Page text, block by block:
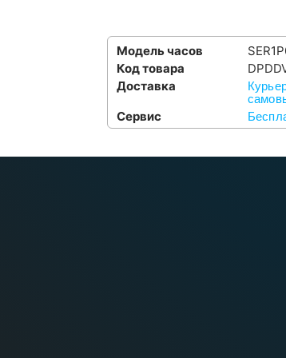
Модель часов
Код товара
Доставка
Сервис